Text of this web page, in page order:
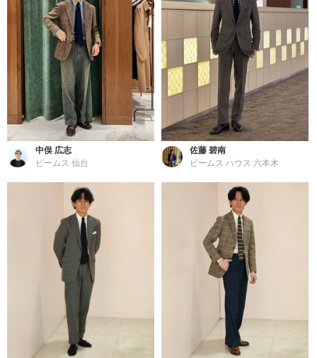
中俣 広志
ビームス 仙台
佐藤 碧南
ビームス ハウス 六本木